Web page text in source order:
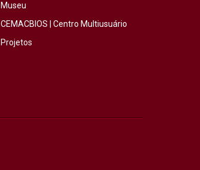
Museu
CEMACBIOS | Centro Multiusuário
Projetos